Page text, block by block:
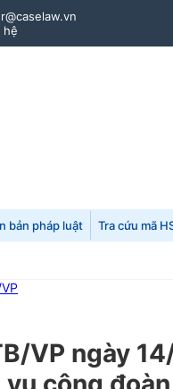
hệ
bản pháp luật Tra cứu mã
VP ngày